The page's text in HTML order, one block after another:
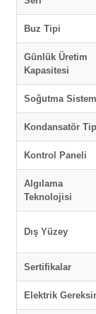
Buz Tipi
Günlük Üretim
Kapasitesi
Soğutma
Kondansatör
Kontrol Paneli
Algılama
Teknolojisi
Dış Yüzey
Sertifikalar
Elektrik